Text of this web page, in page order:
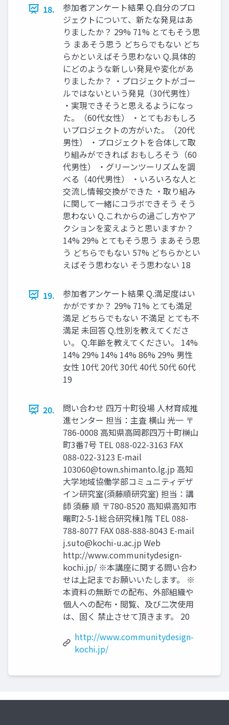
18.
参加者アンケート結果 Q.自分のプロ
ジェクトについて、新たな発見はあ
りましたか？ 29% 71% とてもそう思
う まあそう思う どちらでもない どち
らかといえばそう思わない Q.具体的
にどのような新しい発見や変化があ
りましたか？ ・プロジェクトがゴー
ルではないという発見（30代男性）
・実現できそうと思えるようになっ
た。（60代女性） ・とてもおもしろ
いプロジェクトの方がいた。（20代
男性） ・プロジェクトを合体して取
り組みができれば おもしろそう（60
代男性） ・グリーンツーリズムを調
べる（40代男性） ・いろいろな人と
交流し情報交換ができた ・取り組み
に関して一緒にコラボできそう そう
思わない Q.これからの過ごし方やア
クションを変えようと思いますか？
14% 29% とてもそう思う まあそう思
う どちらでもない 57% どちらかとい
えばそう思わない そう思わない 18
19.
参加者アンケート結果 Q.満足度はい
かがですか？ 29% 71% とても満足
満足 どちらでもない 不満足 とても不
満足 未回答 Q.性別を教えてくださ
い。 Q.年齢を教えてください。 14%
14% 29% 14% 14% 86% 29% 男性
女性 10代 20代 30代 40代 50代 60代
19
20.
問い合わせ 四万十町役場 人材育成推
進センター 担当：主査 横山 光一 〒
786-0008 高知県高岡郡四万十町榊山
町3番7号 TEL 088-022-3163 FAX
088-022-3123 E-mail
103060@town.shimanto.lg.jp 高知
大学地域協働学部コミュニティデザ
イン研究室(須藤順研究室) 担当：講
師 須藤 順 〒780-8520 高知県高知市
曙町2-5-1総合研究棟1階 TEL 088-
788-8077 FAX 088-888-8043 E-mail
j.suto@kochi-u.ac.jp Web
http://www.communitydesign-
kochi.jp/ ※本講座に関する問い合わ
せは上記までお願いいたします。 ※
本資料の無断での配布、外部組織や
個人への配布・閲覧、及び二次使用
は、固く 禁止させて頂きます。 20
http://www.communitydesign-
kochi.jp/